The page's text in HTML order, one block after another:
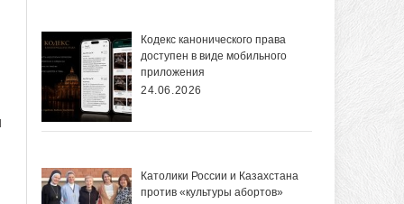
Кодекс канонического права
доступен в виде мобильного
приложения
24.06.2026
Католики России и Казахстана
против «культуры абортов»